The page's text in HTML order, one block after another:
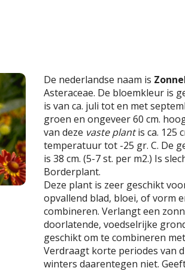
De nederlandse naam is
Asteraceae. De bloemkleur is
is van ca. juli tot en met
groen en ongeveer 60 cm.
van deze vaste plantis ca. 125
temperatuur tot -25 gr. C. De
is 38 cm. (5-7 st. per m2.) Is
Borderplant.
Deze plant is zeer geschikt
opvallend blad, bloei, of vorm
combineren. Verlangt een
doorlatende, voedselrijke
geschikt om te combineren
Verdraagt korte periodes van
winters daarentegen niet.